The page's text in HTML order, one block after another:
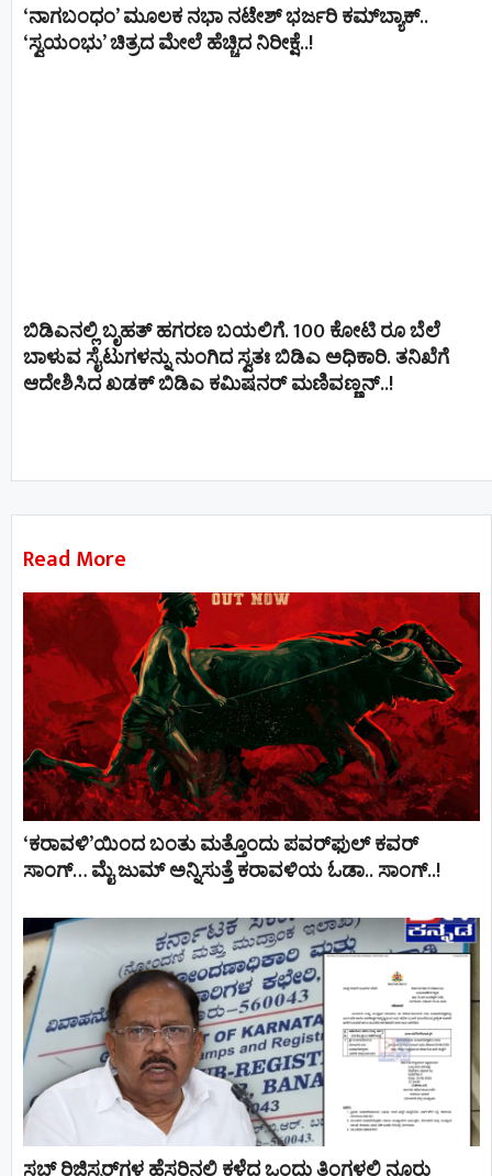
‘ನಾಗಬಂಧಂ’ ಮೂಲಕ ನಭಾ ನಟೇಶ್ ಭರ್ಜರಿ ಕಮ್‌ಬ್ಯಾಕ್..
‘ಸ್ವಯಂಭು’ ಚಿತ್ರದ ಮೇಲೆ ಹೆಚ್ಚಿದ ನಿರೀಕ್ಷೆ..!
ಬಿಡಿಎನಲ್ಲಿ ಬೃಹತ್ ಹಗರಣ ಬಯಲಿಗೆ. 100 ಕೋಟಿ ರೂ ಬೆಲೆ
ಬಾಳುವ ಸೈಟುಗಳನ್ನು ನುಂಗಿದ ಸ್ವತಃ ಬಿಡಿಎ ಅಧಿಕಾರಿ. ತನಿಖೆಗೆ
ಆದೇಶಿಸಿದ ಖಡಕ್ ಬಿಡಿಎ ಕಮಿಷನರ್ ಮಣಿವಣ್ಣನ್​​..!
Read More
‘ಕರಾವಳಿ’ಯಿಂದ ಬಂತು ಮತ್ತೊಂದು ಪವರ್‌ಫುಲ್ ಕವರ್
ಸಾಂಗ್… ಮೈ ಜುಮ್ ಅನ್ನಿಸುತ್ತೆ ಕರಾವಳಿಯ ಓಡಾ.. ಸಾಂಗ್‌..!